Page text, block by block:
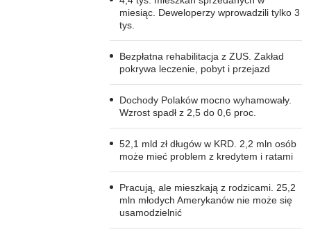
miesiąc. Deweloperzy wprowadzili tylko 3
tys.
Bezpłatna rehabilitacja z ZUS. Zakład
pokrywa leczenie, pobyt i przejazd
Dochody Polaków mocno wyhamowały.
Wzrost spadł z 2,5 do 0,6 proc.
52,1 mld zł długów w KRD. 2,2 mln osób
może mieć problem z kredytem i ratami
Pracują, ale mieszkają z rodzicami. 25,2
mln młodych Amerykanów nie może się
usamodzielnić